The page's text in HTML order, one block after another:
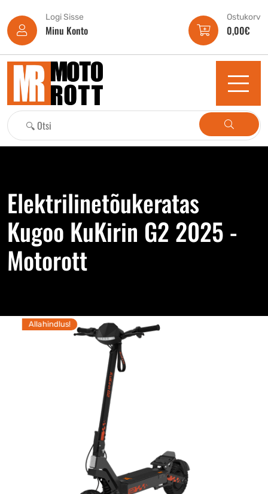
Logi Sisse
Minu Konto
Ostukorv
0,00€
Elektrilinetõukeratas
Kugoo KuKirin G2 2025 -
Motorott
Allahindlus!